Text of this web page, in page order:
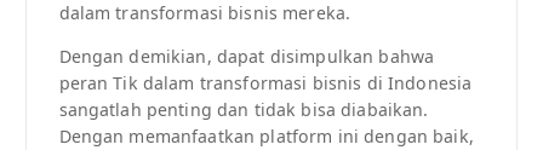
dalam transformasi bisnis mereka.
Dengan demikian, dapat disimpulkan bahwa
peran Tik dalam transformasi bisnis di Indonesia
sangatlah penting dan tidak bisa diabaikan.
Dengan memanfaatkan platform ini dengan baik,